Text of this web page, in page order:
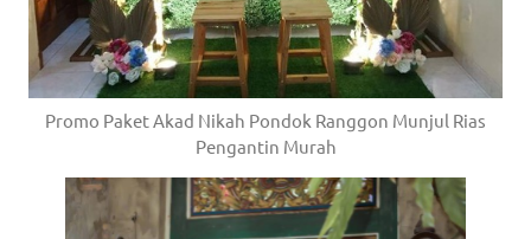
Promo Paket Akad Nikah Pondok Ranggon Munjul Rias
Pengantin Murah